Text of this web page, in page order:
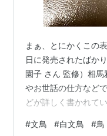
まぁ、とにかくこの
日に発売されたばか
園子 さん 監修）相
やお世話の仕方など
どが詳しく書かれて
ともたくさん載って
#文鳥 #白文鳥 #鳥